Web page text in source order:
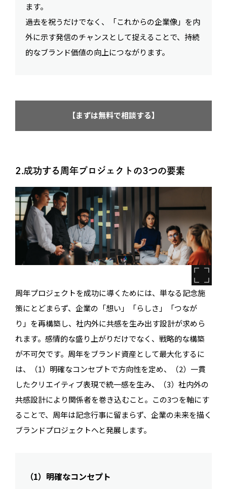
ます。
過去を祝うだけでなく、「これからの企業像」を内
外に示す発信のチャンスとして捉えることで、持続
的なブランド価値の向上につながります。
【まずは無料で相談する】
2.成功する周年プロジェクトの3つの要素
周年プロジェクトを成功に導くためには、単なる記念施
策にとどまらず、企業の「想い」「らしさ」「つなが
り」を再構築し、社内外に共感を生み出す設計が求めら
れます。感情的な盛り上がりだけでなく、戦略的な構築
が不可欠です。周年をブランド資産として最大化するに
は、（1）明確なコンセプトで方向性を定め、（2）一貫
したクリエイティブ表現で統一感を生み、（3）社内外の
共感設計により関係者を巻き込むこと。この3つを軸にす
ることで、周年は記念行事に留まらず、企業の未来を描く
ブランドプロジェクトへと発展します。
（1）明確なコンセプト